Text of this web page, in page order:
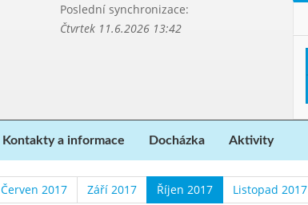
Poslední synchronizace:
Čtvrtek 11.6.2026 13:42
Kontakty a informace Docházka Aktivity
Červen 2017 Září 2017 Říjen 2017 Listopad 2017